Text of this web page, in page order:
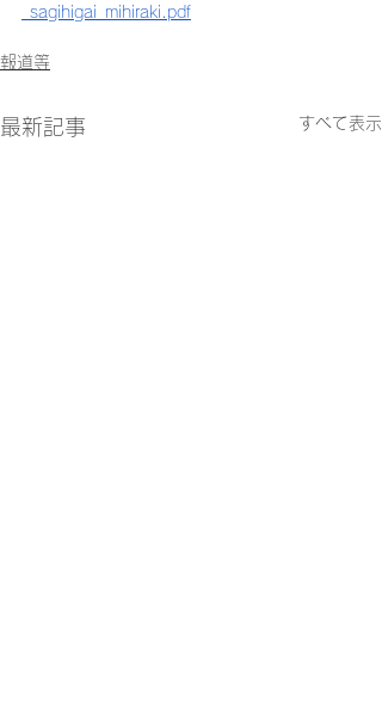
_sagihigai_mihiraki.pdf
報道等
最新記事 すべて表示